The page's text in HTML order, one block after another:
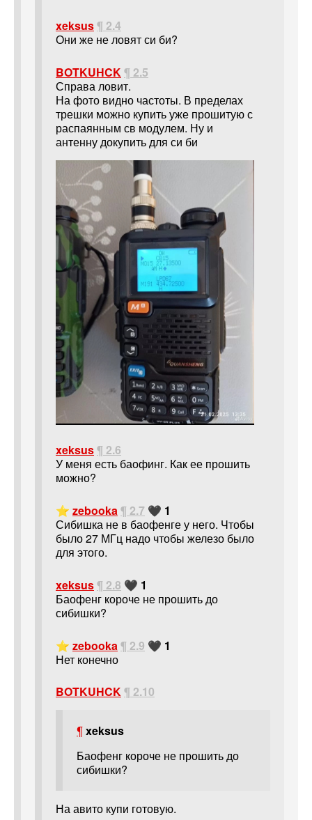
xeksus¶ 2.4
Они же не ловят си би?
BOTKUHCK¶ 2.5
Справа ловит.
На фото видно частоты. В пределах
трешки можно купить уже прошитую с
распаянным св модулем. Ну и
антенну докупить для си би
xeksus¶ 2.6
У меня есть баофинг. Как ее прошить
можно?
⭐ zebooka¶ 2.7 🖤 1
Сибишка не в баофенге у него. Чтобы
было 27 МГц надо чтобы железо было
для этого.
xeksus¶ 2.8 🖤 1
Баофенг короче не прошить до
сибишки?
⭐ zebooka ¶ 2.9 🖤 1
Нет конечно
BOTKUHCK¶ 2.10
¶xeksus
Баофенг короче не прошить до
сибишки?
На авито купи готовую.